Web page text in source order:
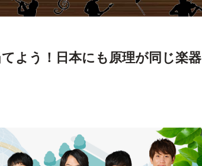
よう！日本にも原理が同じ楽器